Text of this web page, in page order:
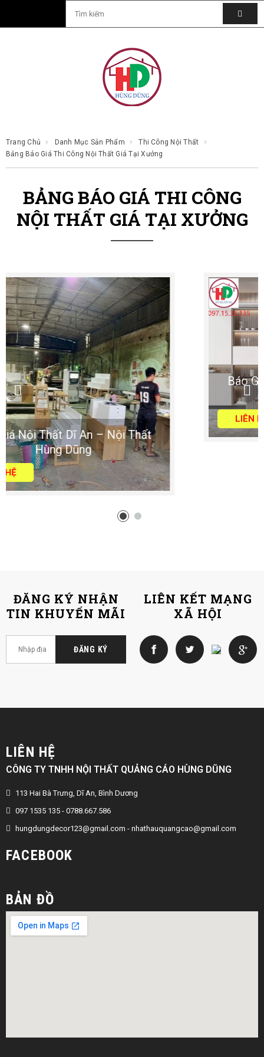
Trang Chủ Danh Mục Sản Phẩm
Thi Công Nội Thất
Bảng Báo Giá Thi Công Nội Thất Giá Tại Xưởng
BẢNG BÁO GIÁ THI CÔNG
NỘI THẤT GIÁ TẠI XƯỞNG
Báo Giá Nội Thất Dĩ An – Nội Thất
Hùng Dũng
LIÊN HỆ
ĐĂNG KÝ NHẬN
TIN KHUYẾN MÃI
LIÊN KẾT MẠNG
XÃ HỘI
LIÊN HỆ
CÔNG TY TNHH NỘI THẤT QUẢNG CÁO HÙNG DŨNG
113 Hai Bà Trưng, Dĩ An, Bình Dương
097 1535 135 - 0788.667.586
hungdungdecor123@gmail.com - nhathauquangcao@gmail.com
FACEBOOK
BẢN ĐỒ